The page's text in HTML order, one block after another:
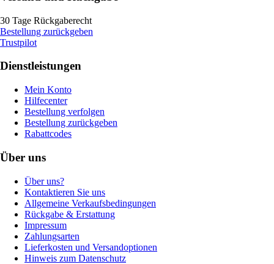
30 Tage Rückgaberecht
Bestellung zurückgeben
Trustpilot
Dienstleistungen
Mein Konto
Hilfecenter
Bestellung verfolgen
Bestellung zurückgeben
Rabattcodes
Über uns
Über uns?
Kontaktieren Sie uns
Allgemeine Verkaufsbedingungen
Rückgabe & Erstattung
Impressum
Zahlungsarten
Lieferkosten und Versandoptionen
Hinweis zum Datenschutz